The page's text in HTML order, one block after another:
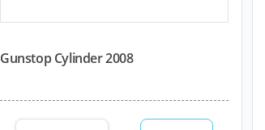
Gunstop Cylinder 2008